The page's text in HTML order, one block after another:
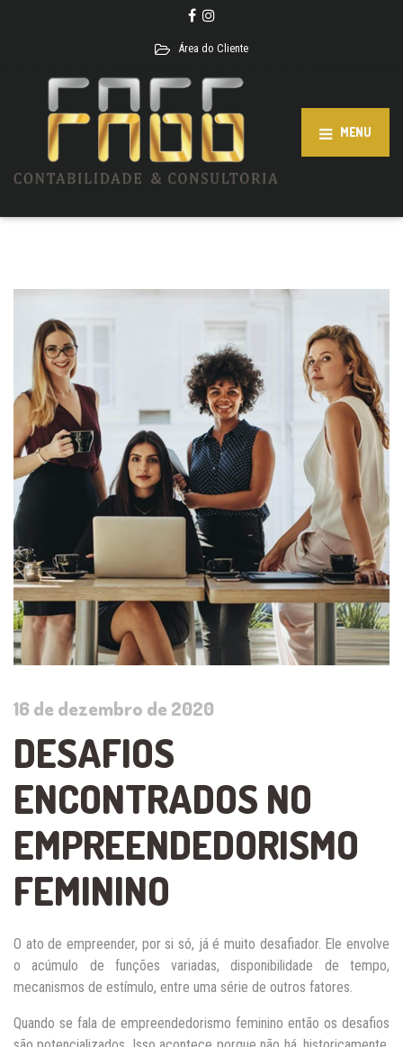
Área do Cliente
MENU
16 de dezembro de 2020
DESAFIOS
ENCONTRADOS NO
EMPREENDEDORISMO
FEMININO
O ato de empreender, por si só, já é muito desafiador. Ele envolve
o acúmulo de funções variadas, disponibilidade de tempo,
mecanismos de estímulo, entre uma série de outros fatores.
Quando se fala de empreendedorismo feminino então os desafios